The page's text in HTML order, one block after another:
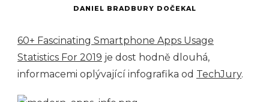
DANIEL BRADBURY DOČEKAL
60+ Fascinating Smartphone Apps Usage
Statistics For 2019 je dost hodně dlouhá,
informacemi oplývající infografika od TechJury.